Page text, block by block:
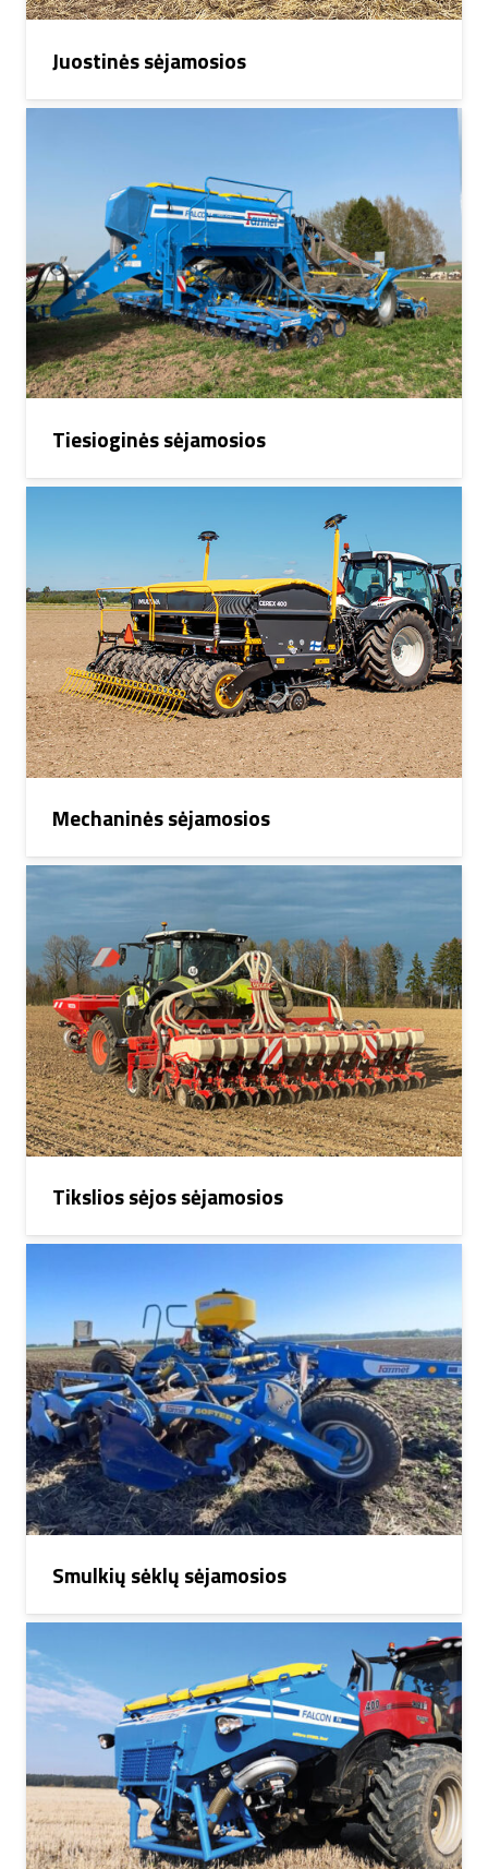
Juostinės sėjamosios
Tiesioginės sėjamosios
Mechaninės sėjamosios
Tikslios sėjos sėjamosios
Smulkių sėklų sėjamosios